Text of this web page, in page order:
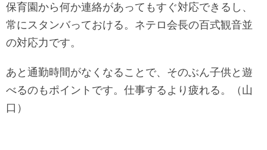
保育園から何か連絡があってもすぐ対応できるし、
常にスタンバっておける。ネテロ会長の百式観音並
の対応力です。
あと通勤時間がなくなることで、そのぶん子供と遊
べるのもポイントです。仕事するより疲れる。（山
口）